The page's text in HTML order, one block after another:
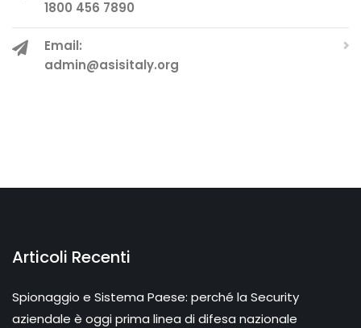
1800 456 7890
Email:
admin@asisitaly.org
Articoli Recenti
Spionaggio e Sistema Paese: perché la Security
aziendale è oggi prima linea di difesa nazionale